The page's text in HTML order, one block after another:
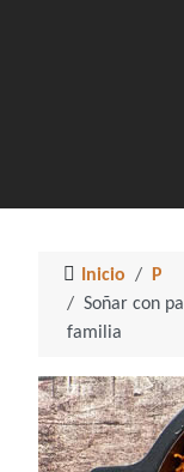
Inicio
P
Soñar con
familia